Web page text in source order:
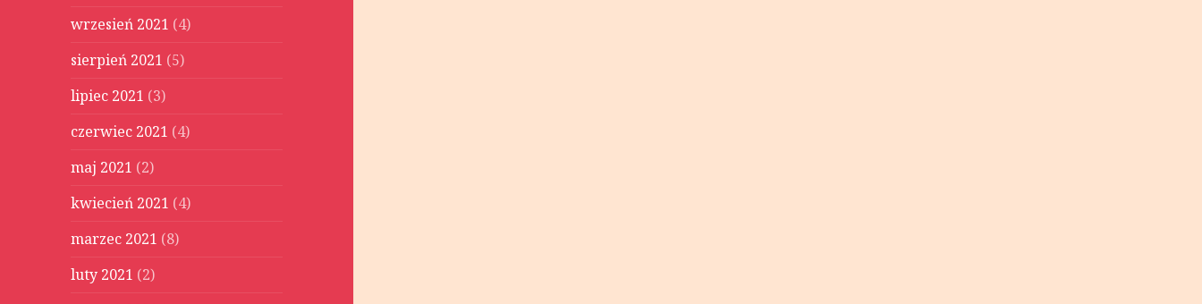
wrzesień 2021 (4)
sierpień 2021 (5)
lipiec 2021 (3)
czerwiec 2021 (4)
maj 2021 (2)
kwiecień 2021 (4)
marzec 2021 (8)
luty 2021 (2)